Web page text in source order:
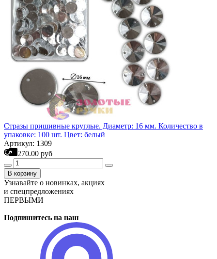
Стразы пришивные круглые. Диаметр: 16 мм. Количество в
упаковке: 100 шт. Цвет: белый
Артикул: 1309
270.00 руб
В корзину
Узнавайте о новинках, акциях
и спецпредложениях
ПЕРВЫМИ
Подпишитесь на наш